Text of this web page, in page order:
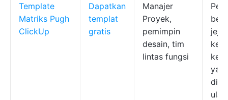
Template
Matriks Pugh
ClickUp
Dapatkan
templat
gratis
Manajer
Proyek,
pemimpin
desain, tim
lintas fungsi
jejak